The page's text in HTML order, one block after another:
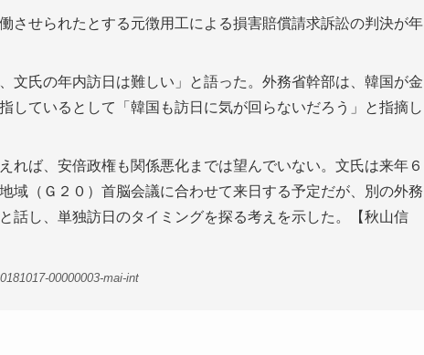
させられたとする元徴用工による損害賠償請求訴訟の判決が年
文氏の年内訪日は難しい」と語った。外務省幹部は、韓国が金
しているとして「韓国も訪日に気が回らないだろう」と指摘し
れば、安倍政権も関係悪化までは望んでいない。文氏は来年６
域（Ｇ２０）首脳会議に合わせて来日する予定だが、別の外務
話し、単独訪日のタイミングを探る考えを示した。【秋山信
00000003-mai-int